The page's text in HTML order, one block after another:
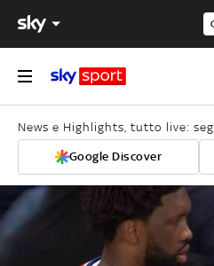
News e Highlights, tutto live:
Google Discover